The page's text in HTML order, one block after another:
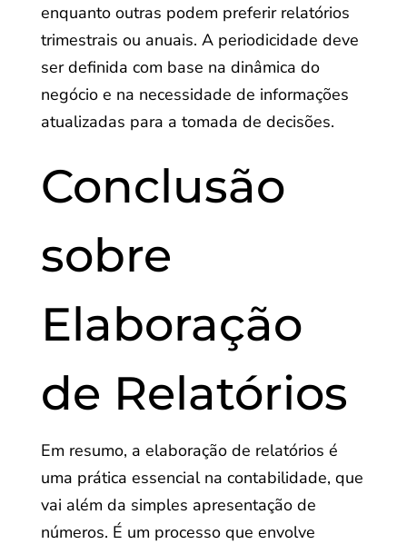
enquanto outras podem preferir relatórios
trimestrais ou anuais. A periodicidade deve
ser definida com base na dinâmica do
negócio e na necessidade de informações
atualizadas para a tomada de decisões.
Conclusão
sobre
Elaboração
de Relatórios
Em resumo, a elaboração de relatórios é
uma prática essencial na contabilidade, que
vai além da simples apresentação de
números. É um processo que envolve